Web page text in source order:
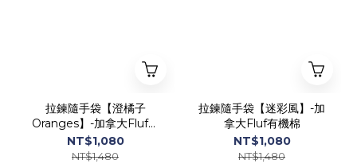
拉鍊隨手袋【澄橘子
Oranges】-加拿大Fluf有
機棉
NT$1,080
NT$1,480
拉鍊隨手袋【迷彩風】-加
拿大Fluf有機棉
NT$1,080
NT$1,480